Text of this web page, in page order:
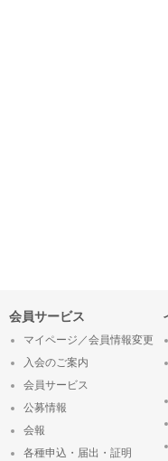
会員サービス
マイページ／会員情報変更
入会のご案内
会員サービス
公募情報
会報
各種申込・届出・証明